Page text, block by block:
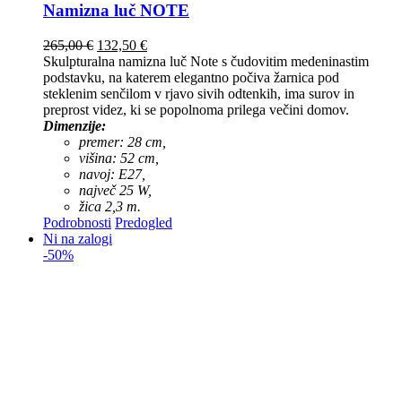
Namizna luč NOTE
265,00€ 132,50 €
Skulpturalna namizna luč Note s čudovitim medeninastim
podstavku, na katerem elegantno počiva žarnica pod
steklenim senčilom v rjavo sivih odtenkih, ima surov in
preprost videz, ki se popolnoma prilega večini domov.
Dimenzije:
premer: 28 cm,
višina: 52 cm,
navoj: E27,
največ 25 W,
žica 2,3 m.
Podrobnosti Predogled
Ni na zalogi
-50%